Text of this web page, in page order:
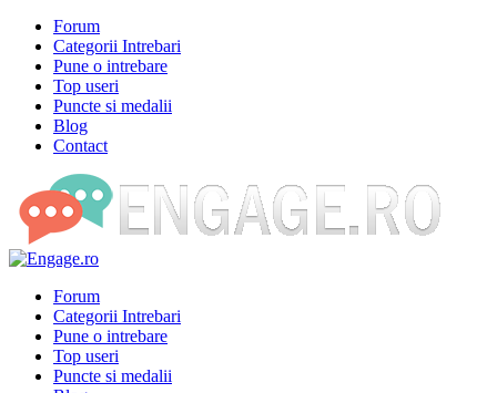
Forum
Categorii Intrebari
Pune o intrebare
Top useri
Puncte si medalii
Blog
Contact
Forum
Categorii Intrebari
Pune o intrebare
Top useri
Puncte si medalii